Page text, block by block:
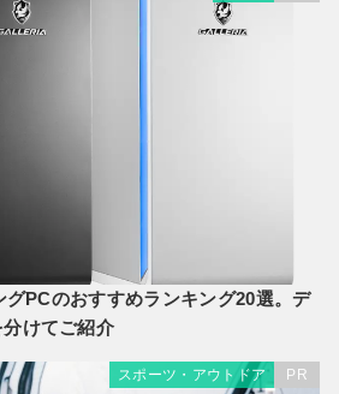
グPCのおすすめランキング20選。デ
けてご紹介
スポーツ・アウトドア PR